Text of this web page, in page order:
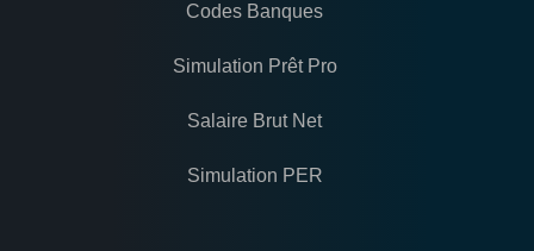
Codes Banques
Simulation Prêt Pro
Salaire Brut Net
Simulation PER